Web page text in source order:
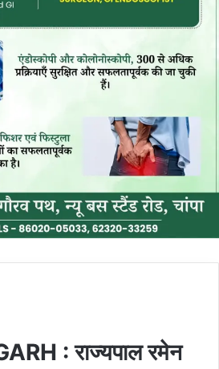
: राज्यपाल रमेन